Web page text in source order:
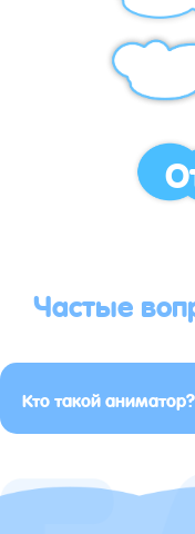
Частые
Кто такой аниматор?